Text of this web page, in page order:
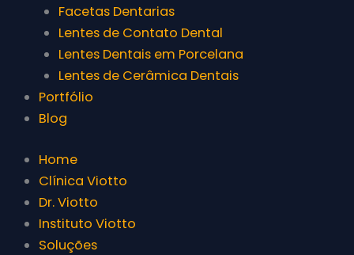
Facetas Dentarias
Lentes de Contato Dental
Lentes Dentais em Porcelana
Lentes de Cerâmica Dentais
Portfólio
Blog
Home
Clínica Viotto
Dr. Viotto
Instituto Viotto
Soluções